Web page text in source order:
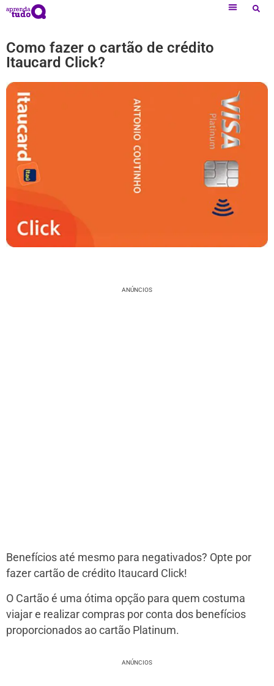
Como fazer o cartão de crédito
Itaucard Click?
ANÚNCIOS
Benefícios até mesmo para negativados? Opte por
fazer cartão de crédito Itaucard Click!
O Cartão é uma ótima opção para quem costuma
viajar e realizar compras por conta dos benefícios
proporcionados ao cartão Platinum.
ANÚNCIOS